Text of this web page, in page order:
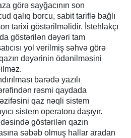
görə sayğacının son
qalıq borcu, sabit tariflə bağlı
tarixi göstərilməlidir. İstehlakçı
göstərilən dəyəri tam
yol verilmiş səhvə görə
dəyərinin ödənilməsini
barədə yazılı
rəsmi qaydada
qaz nəqli sistem
sistem operatoru daşıyır.
göstərilən qazın
səbəb olmuş hallar aradan